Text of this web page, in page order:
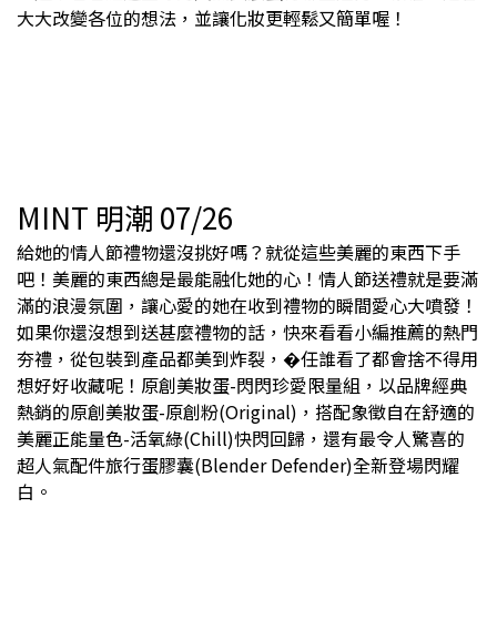
大大改變各位的想法，並讓化妝更輕鬆又簡單喔！
MINT 明潮 07/26
給她的情人節禮物還沒挑好嗎？就從這些美麗的東西下手
吧！美麗的東西總是最能融化她的心！情人節送禮就是要滿
滿的浪漫氛圍，讓心愛的她在收到禮物的瞬間愛心大噴發！
如果你還沒想到送甚麼禮物的話，快來看看小編推薦的熱門
夯禮，從包裝到產品都美到炸裂，�任誰看了都會捨不得用
想好好收藏呢！原創美妝蛋-閃閃珍愛限量組，以品牌經典
熱銷的原創美妝蛋-原創粉(Original)，搭配象徵自在舒適的
美麗正能量色-活氧綠(Chill)快閃回歸，還有最令人驚喜的
超人氣配件旅行蛋膠囊(Blender Defender)全新登場閃耀
白。